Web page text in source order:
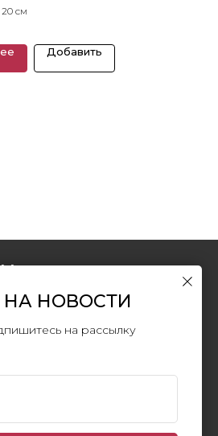
см
Добавить
НОВОСТИ
на рассылку